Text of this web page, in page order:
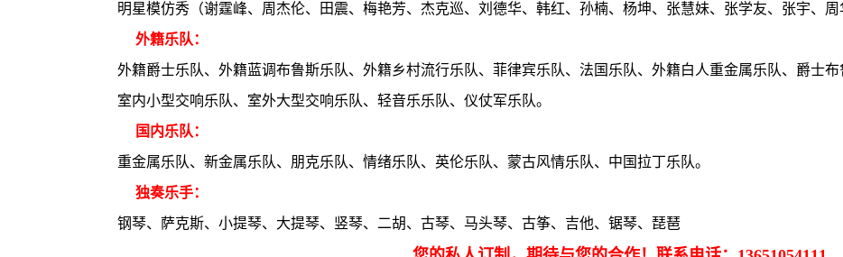
明星模仿秀（谢霆峰、周杰伦、田震、梅艳芳、杰克巡、刘德华、韩红、孙楠、杨坤、张慧妹、张学友、张宇、周
外籍乐队：
外籍爵士乐队、外籍蓝调布鲁斯乐队、外籍乡村流行乐队、菲律宾乐队、法国乐队、外籍白人重金属乐队、爵士布
室内小型交响乐队、室外大型交响乐队、轻音乐乐队、仪仗军乐队。
国内乐队：
重金属乐队、新金属乐队、朋克乐队、情绪乐队、英伦乐队、蒙古风情乐队、中国拉丁乐队。
独奏乐手：
钢琴、萨克斯、小提琴、大提琴、竖琴、二胡、古琴、马头琴、古筝、吉他、锯琴、琵琶